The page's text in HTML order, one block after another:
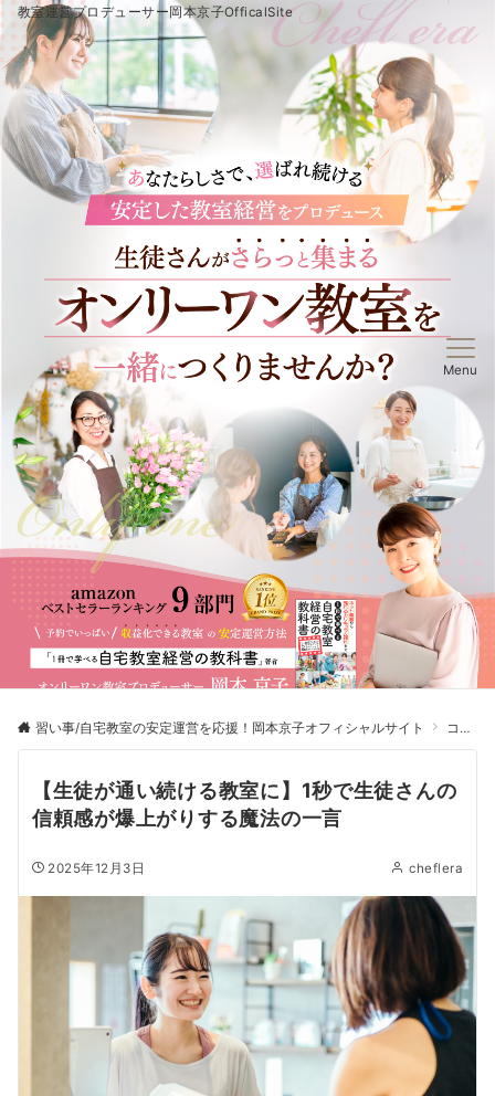
教室運営プロデューサー岡本京子OfficalSite
Menu
習い事/自宅教室の安定運営を応援！岡本京子オフィシャルサイト コミュニケーション
【生徒が通い続ける教室に】1秒で生徒さんの
信頼感が爆上がりする魔法の一言
2025年12月3日 cheflera